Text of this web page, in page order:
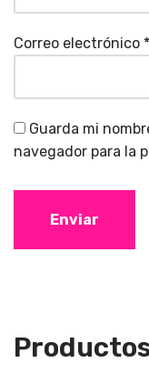
Correo electrónico *
Guarda mi
navegador para la